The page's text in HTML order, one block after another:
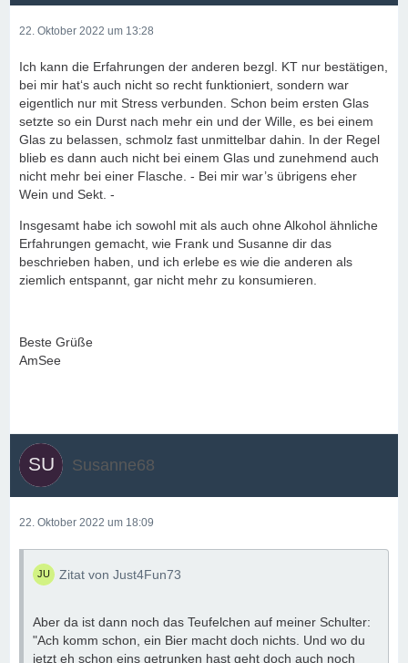
22. Oktober 2022 um 13:28
Ich kann die Erfahrungen der anderen bezgl. KT nur bestätigen,
bei mir hat‘s auch nicht so recht funktioniert, sondern war
eigentlich nur mit Stress verbunden. Schon beim ersten Glas
setzte so ein Durst nach mehr ein und der Wille, es bei einem
Glas zu belassen, schmolz fast unmittelbar dahin. In der Regel
blieb es dann auch nicht bei einem Glas und zunehmend auch
nicht mehr bei einer Flasche. - Bei mir war’s übrigens eher
Wein und Sekt. -
Insgesamt habe ich sowohl mit als auch ohne Alkohol ähnliche
Erfahrungen gemacht, wie Frank und Susanne dir das
beschrieben haben, und ich erlebe es wie die anderen als
ziemlich entspannt, gar nicht mehr zu konsumieren.
Beste Grüße
AmSee
Susanne68
22. Oktober 2022 um 18:09
Zitat von Just4Fun73
Aber da ist dann noch das Teufelchen auf meiner Schulter:
"Ach komm schon, ein Bier macht doch nichts. Und wo du
jetzt eh schon eins getrunken hast geht doch auch noch